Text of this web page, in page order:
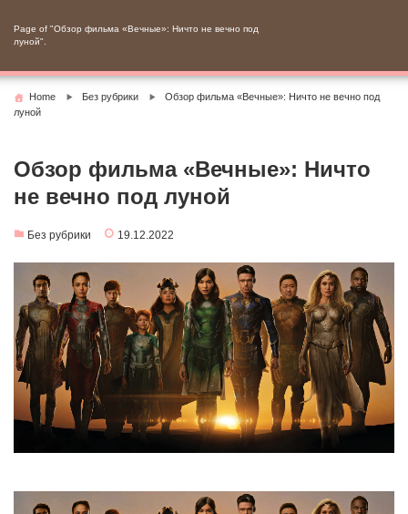
content
Page of "Обзор фильма «Вечные»: Ничто не вечно под
луной".
Home Без рубрики
Обзор фильма «Вечные»: Ничто не вечно под
луной
Обзор фильма «Вечные»: Ничто
не вечно под луной
Без рубрики 19.12.2022